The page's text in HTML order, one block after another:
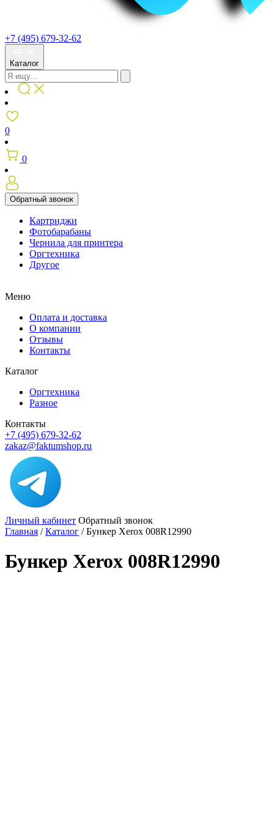
+7 (495) 679-32-62
Каталог
0
0
Обратный звонок
Картриджи
Фотобарабаны
Чернила для принтера
Оргтехника
Другое
Меню
Оплата и доставка
О компании
Отзывы
Контакты
Каталог
Оргтехника
Разное
Контакты
+7 (495) 679-32-62
zakaz@faktumshop.ru
Личный кабинет Обратный звонок
Главная /Каталог /Бункер Xerox 008R12990
Бункер Xerox 008R12990